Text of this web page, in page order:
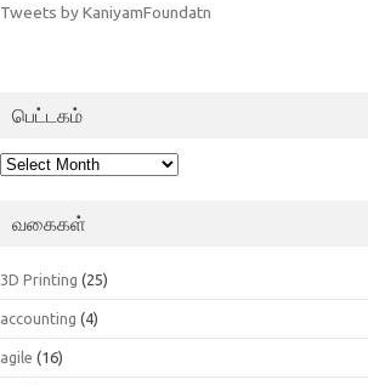
Tweets by KaniyamFoundatn
பெட்டகம்
பெட்டகம்
வகைகள்
3D Printing (25)
accounting (4)
agile (16)